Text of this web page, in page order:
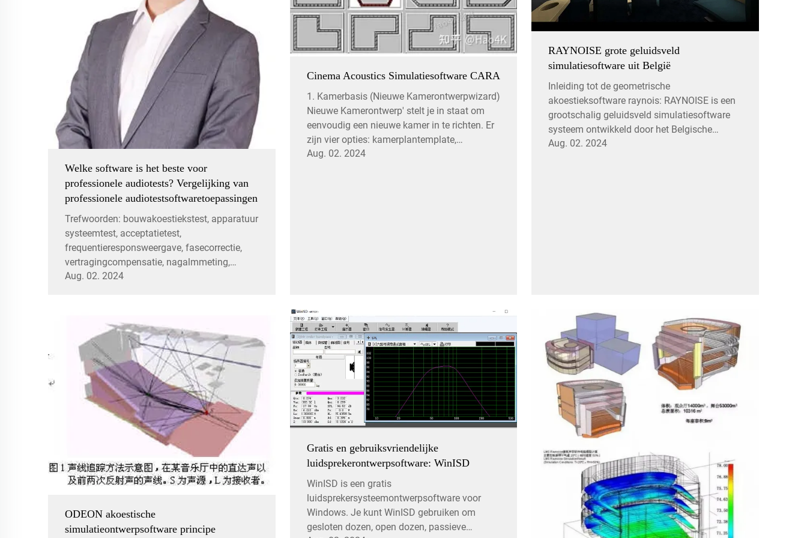
Welke software is het beste voor
professionele audiotests? Vergelijking van
professionele audiotestsoftwaretoepassingen
Trefwoorden: bouwakoestiekstest, apparatuur
systeemtest, acceptatietest,
frequentieresponsweergave, fasecorrectie,
vertragingcompensatie, nagalmmeting,
taalhelderheid, geluidsvelduniformiteit,
Aug. 02. 2024
Cinema Acoustics Simulatiesoftware CARA
1. Kamerbasis (Nieuwe Kamerontwerpwizard)
Nieuwe Kamerontwerp' stelt je in staat om
eenvoudig een nieuwe kamer in te richten. Er
zijn vier opties: kamerplantemplate,
afmetingen, wandmaterialen en
Aug. 02. 2024
RAYNOISE grote geluidsveld
simulatiesoftware uit België
Inleiding tot de geometrische
akoestieksoftware raynois: RAYNOISE is een
grootschalig geluidsveld simulatiesoftware
systeem ontwikkeld door het Belgische
akoestische ontwerpbureau LMS. De
Aug. 02. 2024
ODEON akoestische
simulatieontwerpsoftware principe
Gratis en gebruiksvriendelijke
luidsprekerontwerpsoftware: WinISD
WinISD is een gratis
luidsprekersysteemontwerpsoftware voor
Windows. Je kunt WinISD gebruiken om
gesloten dozen, open dozen, passieve